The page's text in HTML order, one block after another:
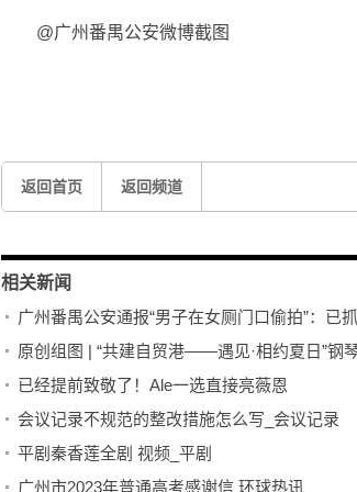
@广州番禺公安微博截图
返回首页 返回频道
相关新闻
广州番禺公安通报“男子在女厕门口偷拍”：已
原创组图 | “共建自贸港——遇见·相约夏日”钢
已经提前致敬了！Ale一选直接亮薇恩
会议记录不规范的整改措施怎么写_会议记录
平剧秦香莲全剧 视频_平剧
广州市2023年普通高考感谢信 环球热讯